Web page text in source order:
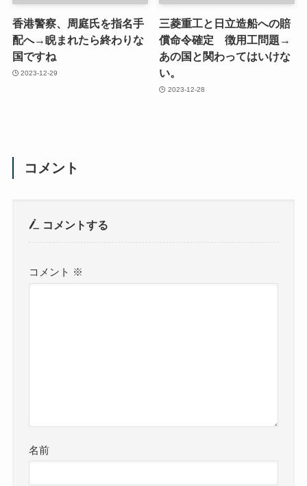
香港警察、周庭氏を指名手
配へ→睨まれたら終わりな
国ですね
2023-12-29
三菱重工と日立造船への賠
償命令確定 徴用工問題→
あの国と関わってはいけな
い。
2023-12-28
コメント
コメントする
コメント ※
名前